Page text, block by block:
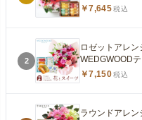
￥7,645税込
2
ロゼットアレ
WEDGWOOD
￥7,150税込
ラウンドアレ